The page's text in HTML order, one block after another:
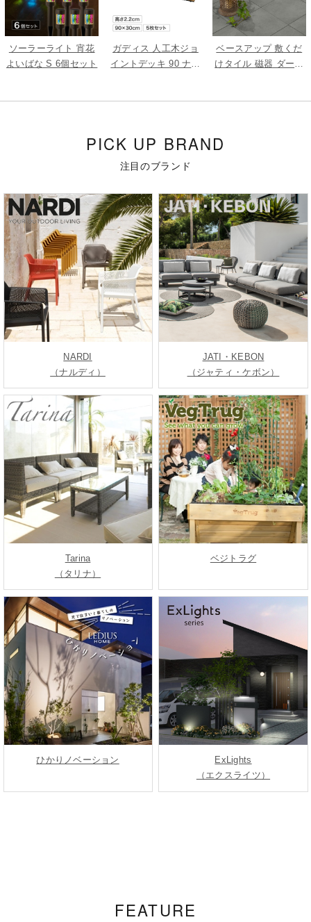
ソーラーライト 宵花
よいばな S 6個セット
ガディス 人工木ジョ
イントデッキ 90 ナチ
ベースアップ 敷くだ
けタイル 磁器 ダーク
PICK UP BRAND
注目のブランド
NARDI
（ナルディ）
JATI・KEBON
（ジャティ・ケボン）
Tarina
（タリナ）
ベジトラグ
ひかりノベーション
ExLights
（エクスライツ）
FEATURE